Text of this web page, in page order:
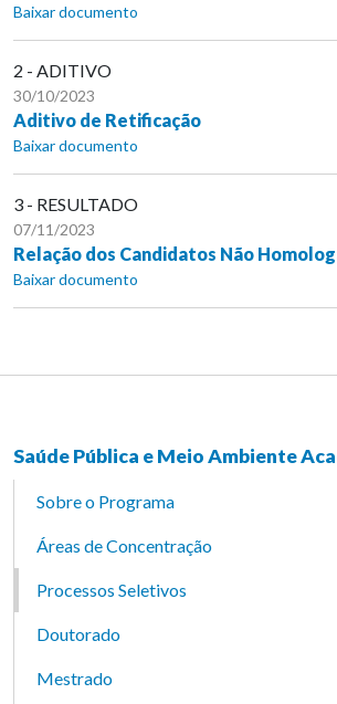
Baixar documento
2 - ADITIVO
30/10/2023
Aditivo de Retificação
Baixar documento
3 - RESULTADO
07/11/2023
Relação dos Candidatos Não
Baixar documento
Saúde Pública e Meio Ambiente
Sobre o Programa
Áreas de Concentração
Processos Seletivos
Doutorado
Mestrado